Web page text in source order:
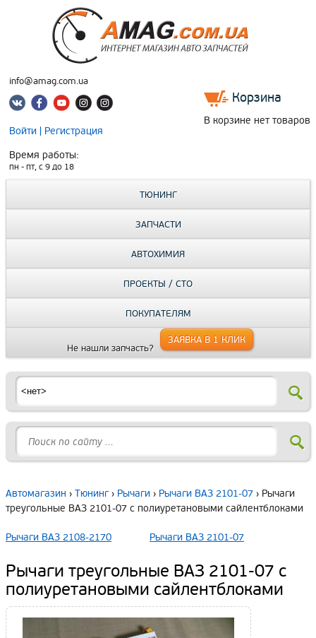
info@amag.com.ua
Войти | Регистрация
Время работы:
пн - пт, c 9 до 18
Корзина
В корзине нет товаров
ТЮНИНГ
ЗАПЧАСТИ
АВТОХИМИЯ
ПРОЕКТЫ / СТО
ПОКУПАТЕЛЯМ
Не нашли запчасть?
ЗАЯВКА В 1 КЛИК
Автомагазин › Тюнинг› Рычаги › Рычаги ВАЗ 2101-07 › Рычаги
треугольные ВАЗ 2101-07 с полиуретановыми сайлентблоками
Рычаги ВАЗ 2108-2170 Рычаги ВАЗ 2101-07
Рычаги треугольные ВАЗ 2101-07 с
полиуретановыми сайлентблоками